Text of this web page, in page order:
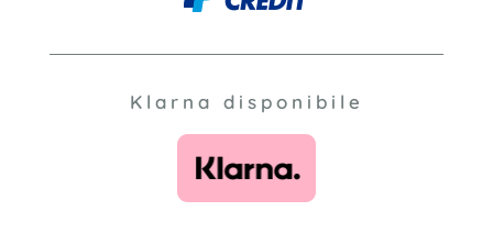
Klarna disponibile